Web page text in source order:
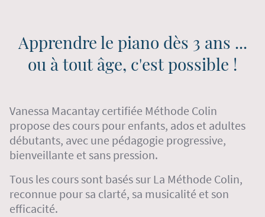
Apprendre le piano dès 3 ans ...
ou à tout âge, c'est possible !
Vanessa Macantay certifiée Méthode Colin
propose des cours pour enfants, ados et adultes
débutants, avec une pédagogie progressive,
bienveillante et sans pression.
Tous les cours sont basés sur La Méthode Colin,
reconnue pour sa clarté, sa musicalité et son
efficacité.